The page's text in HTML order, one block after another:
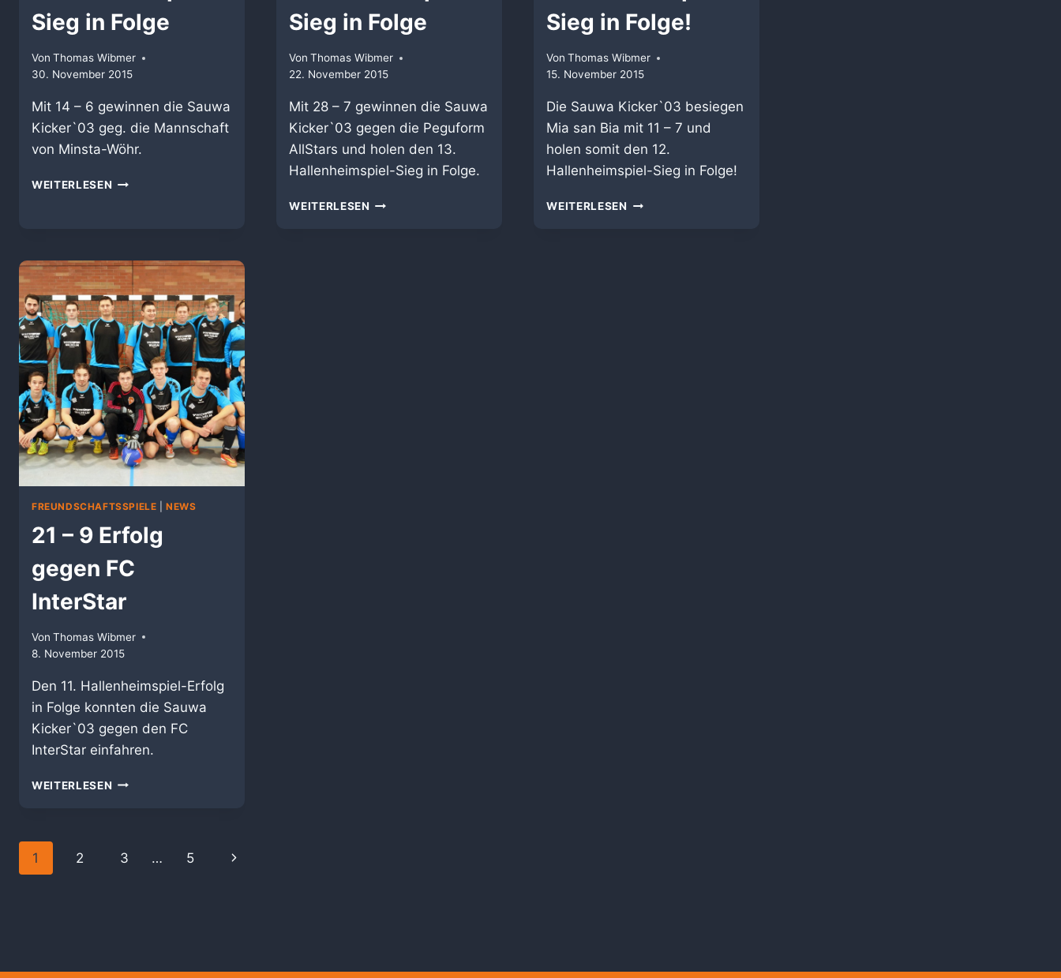
Sieg in Folge
Von Thomas Wibmer
30. November 2015
Mit 14 – 6 gewinnen die Sauwa
Kicker`03 geg. die Mannschaft
von Minsta-Wöhr.
WEITERLESEN 14.
Sieg in Folge
Von Thomas Wibmer
22. November 2015
Mit 28 – 7 gewinnen die Sauwa
Kicker`03 gegen die Peguform
AllStars und holen den 13.
Hallenheimspiel-Sieg in Folge.
WEITERLESEN 13.
Sieg in Folge!
Von Thomas Wibmer
15. November 2015
Die Sauwa Kicker`03 besiegen
Mia san Bia mit 11 – 7 und
holen somit den 12.
Hallenheimspiel-Sieg in Folge!
WEITERLESEN 12.
FREUNDSCHAFTSSPIELE |NEWS
21 – 9 Erfolg
gegen FC
InterStar
Von Thomas Wibmer
8. November 2015
Den 11. Hallenheimspiel-Erfolg
in Folge konnten die Sauwa
Kicker`03 gegen den FC
InterStar einfahren.
WEITERLESEN 21
FC
Seitennavigation
1 2 3 … 5
Nächste